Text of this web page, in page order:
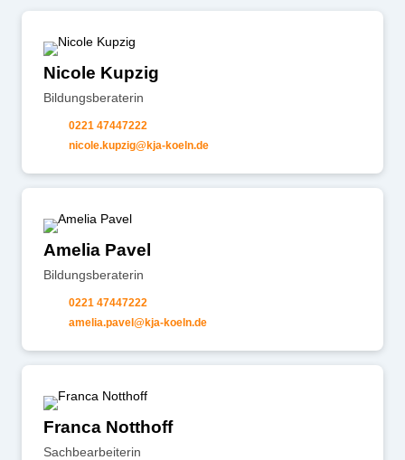
Nicole Kupzig
Bildungsberaterin
0221 47447222
n c k pz g kj -k ln d
Amelia Pavel
Bildungsberaterin
0221 47447222
m
p v kj -k ln d
Franca Notthoff
Sachbearbeiterin